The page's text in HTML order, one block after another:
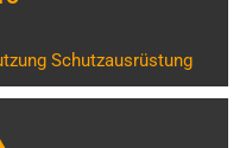
Schutzausrüstung